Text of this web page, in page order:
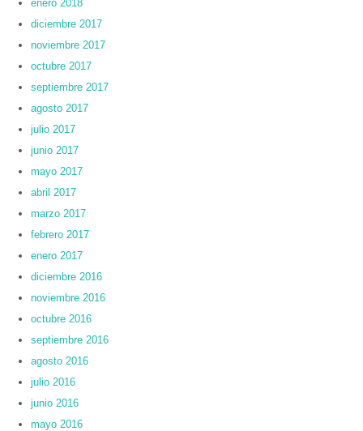
enero 2018
diciembre 2017
noviembre 2017
octubre 2017
septiembre 2017
agosto 2017
julio 2017
junio 2017
mayo 2017
abril 2017
marzo 2017
febrero 2017
enero 2017
diciembre 2016
noviembre 2016
octubre 2016
septiembre 2016
agosto 2016
julio 2016
junio 2016
mayo 2016